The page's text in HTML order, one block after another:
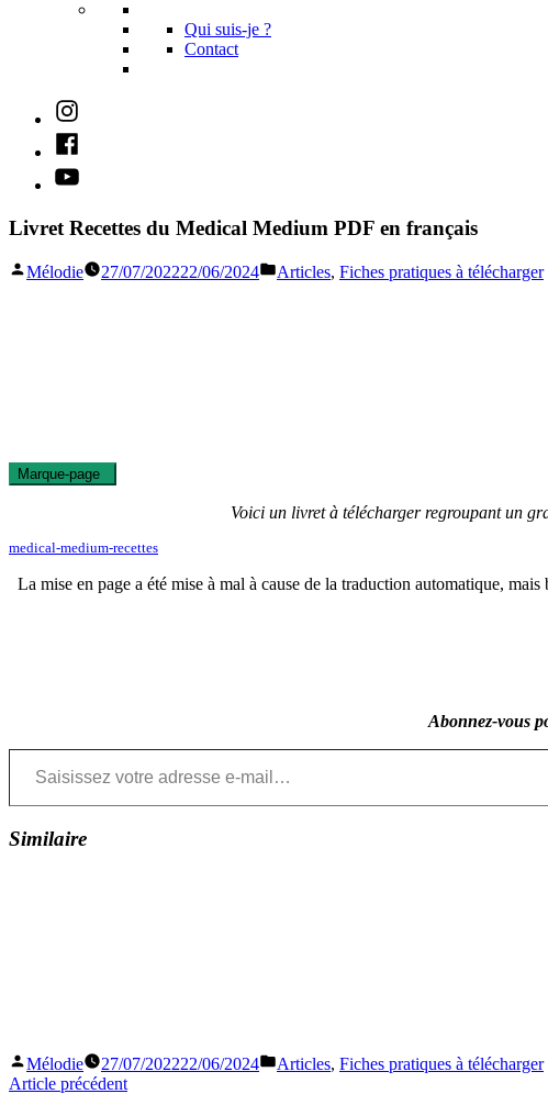
Qui suis-je ?
Contact
Instagram
Facebook
Youtube
Livret Recettes du Medical Medium PDF en français
Publié
Mélodie 27/07/202222/06/2024
Publié
Articles, Fiches pratiques à télécharger
Marque-page
Voici un livret à télécharger regroupant un
medical-medium-recettes
La mise en page a été mise à mal à cause de la traduction automatique,
Abonnez-vous
Saisissez votre adresse e-mail…
Similaire
Publié
par
Mélodie 27/07/202222/06/2024
Publié
Articles, Fiches pratiques à télécharger
Navigation
Article précédentArticle